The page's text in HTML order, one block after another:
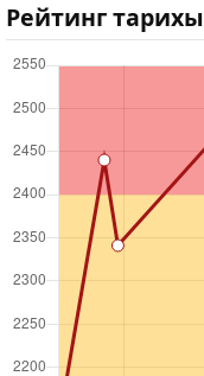
Рейтинг тарихы